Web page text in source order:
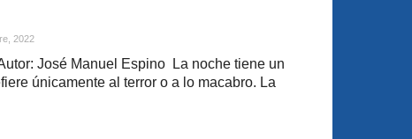
2022
José Manuel Espino La noche tiene un
únicamente al terror o a lo macabro. La